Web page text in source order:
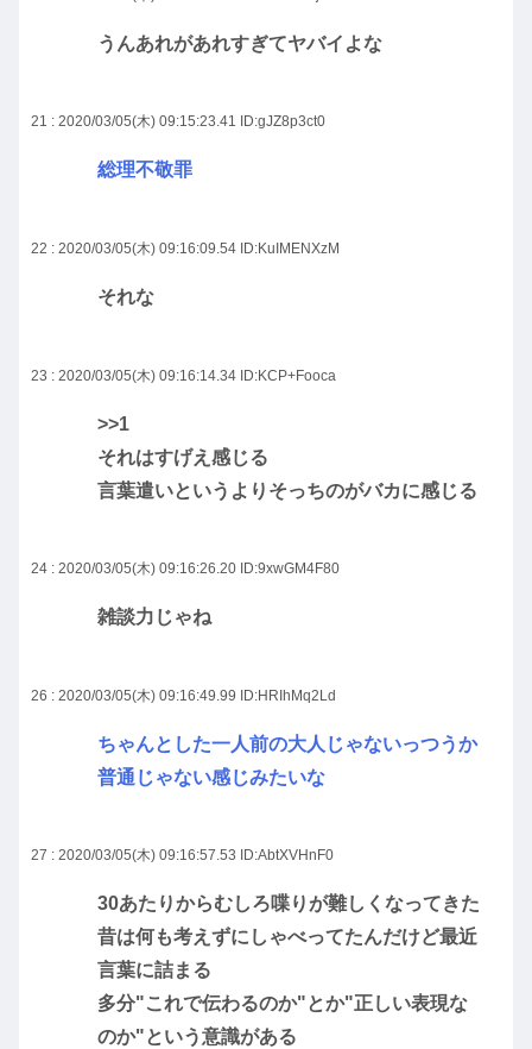
うんあれがあれすぎてヤバイよな
21 : 2020/03/05(木) 09:15:23.41 ID:gJZ8p3ct0
総理不敬罪
22 : 2020/03/05(木) 09:16:09.54 ID:KuIMENXzM
それな
23 : 2020/03/05(木) 09:16:14.34 ID:KCP+Fooca
>>1
それはすげえ感じる
言葉遣いというよりそっちのがバカに感じる
24 : 2020/03/05(木) 09:16:26.20 ID:9xwGM4F80
雑談力じゃね
26 : 2020/03/05(木) 09:16:49.99 ID:HRIhMq2Ld
ちゃんとした一人前の大人じゃないっつうか
普通じゃない感じみたいな
27 : 2020/03/05(木) 09:16:57.53 ID:AbtXVHnF0
30あたりからむしろ喋りが難しくなってきた
昔は何も考えずにしゃべってたんだけど最近
言葉に詰まる
多分"これで伝わるのか"とか"正しい表現な
のか"という意識がある